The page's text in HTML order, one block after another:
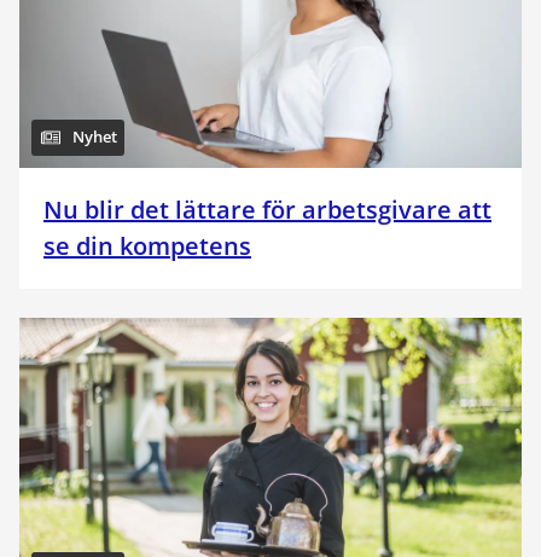
Nyhet
Nu blir det lättare för arbetsgivare att
se din kompetens